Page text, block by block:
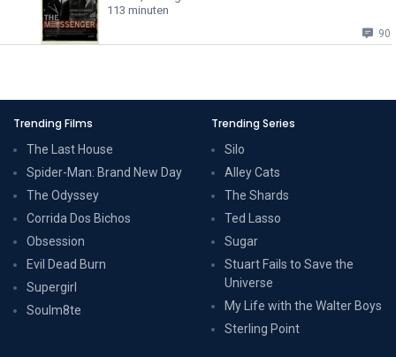
113 minuten
90
Trending Films
The Last House
Spider-Man: Brand New Day
The Odyssey
Corrida Dos Bichos
Obsession
Evil Dead Burn
Supergirl
Soulm8te
Trending Series
Silo
Alley Cats
The Shards
Ted Lasso
Sugar
Stuart Fails to Save the
Universe
My Life with the Walter Boys
Sterling Point